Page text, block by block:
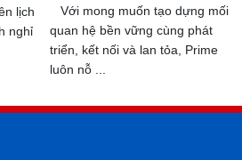
lịch
nghỉ
Với mong muốn tạo dựng mối
quan hệ bền vững cùng phát
triển, kết nối và lan tỏa, Prime
luôn nỗ ...